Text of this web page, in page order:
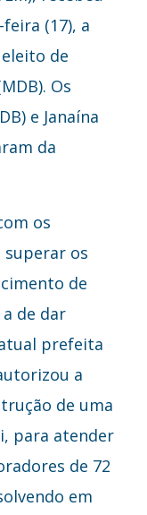
(17), a
de
Os
e Janaína
da
os
superar os
de
de dar
prefeita
a
de uma
para atender
de 72
em